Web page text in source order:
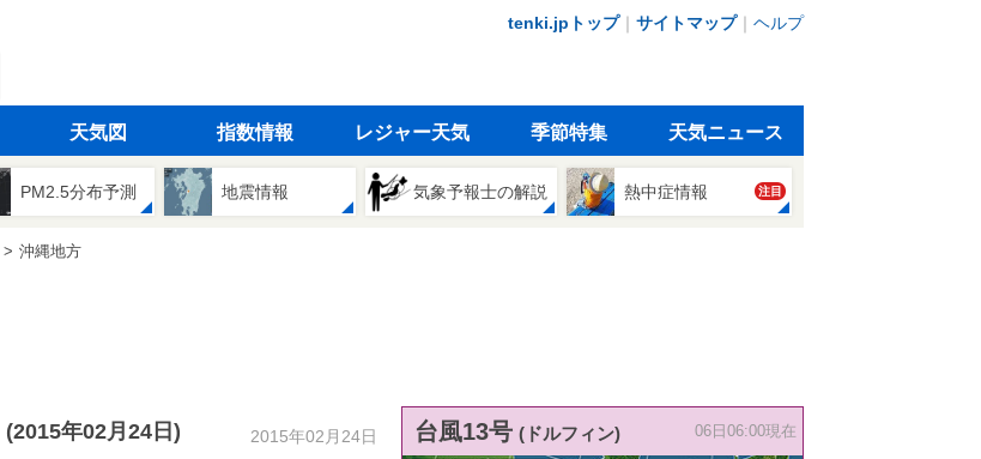
tenki.jpトップ｜ サイトマップ｜ ヘルプ
天気図 指数情報 レジャー天気 季節特集 天気ニュース
PM2.5分布予測 地震情報 気象予報士の解説 熱中症情報 注目
沖縄地方
(2015年02月24日) 2015年02月24日 台風13号 (ドルフィン) 06日06:00現在